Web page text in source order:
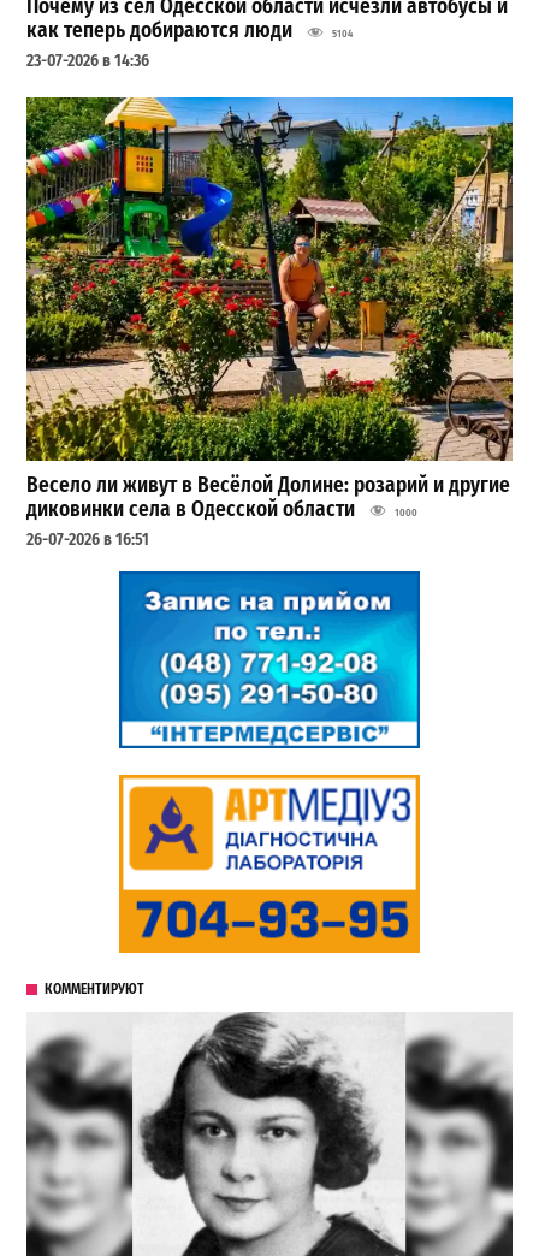
Почему из сел Одесской области исчезли автобусы и
как теперь добираются люди
5104
23-07-2026 в 14:36
Весело ли живут в Весёлой Долине: розарий и другие
диковинки села в Одесской области
1000
26-07-2026 в 16:51
КОММЕНТИРУЮТ